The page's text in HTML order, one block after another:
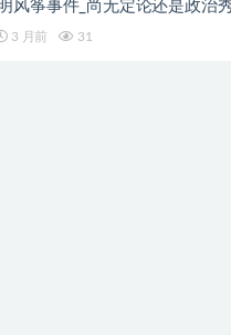
风筝事件_尚无定论还是政治
3 月前 31